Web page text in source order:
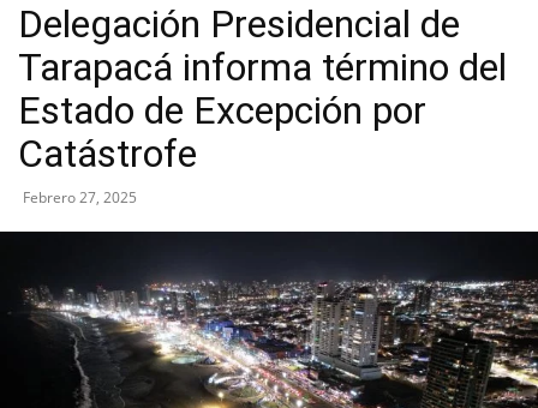
Delegación Presidencial de
Tarapacá informa término del
Estado de Excepción por
Catástrofe
Febrero 27, 2025